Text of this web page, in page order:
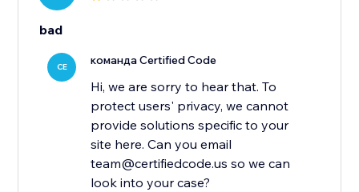
bad
CE команда Certified Code
Hi, we are sorry to hear that. To
protect users' privacy, we cannot
provide solutions specific to your
site here. Can you email
team@certifiedcode.us so we can
look into your case?